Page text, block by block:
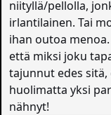
niityllä/pellolla,
irlantilainen. Tai
ihan outoa
että miksi joku
tajunnut edes
huolimatta yksi
nähnyt!